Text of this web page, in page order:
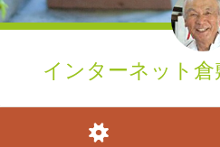
インターネット
ウィジェット